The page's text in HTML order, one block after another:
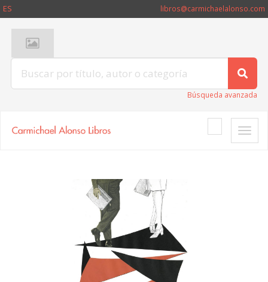
ES libros@carmichaelalonso.com
Búsqueda avanzada
Toggle